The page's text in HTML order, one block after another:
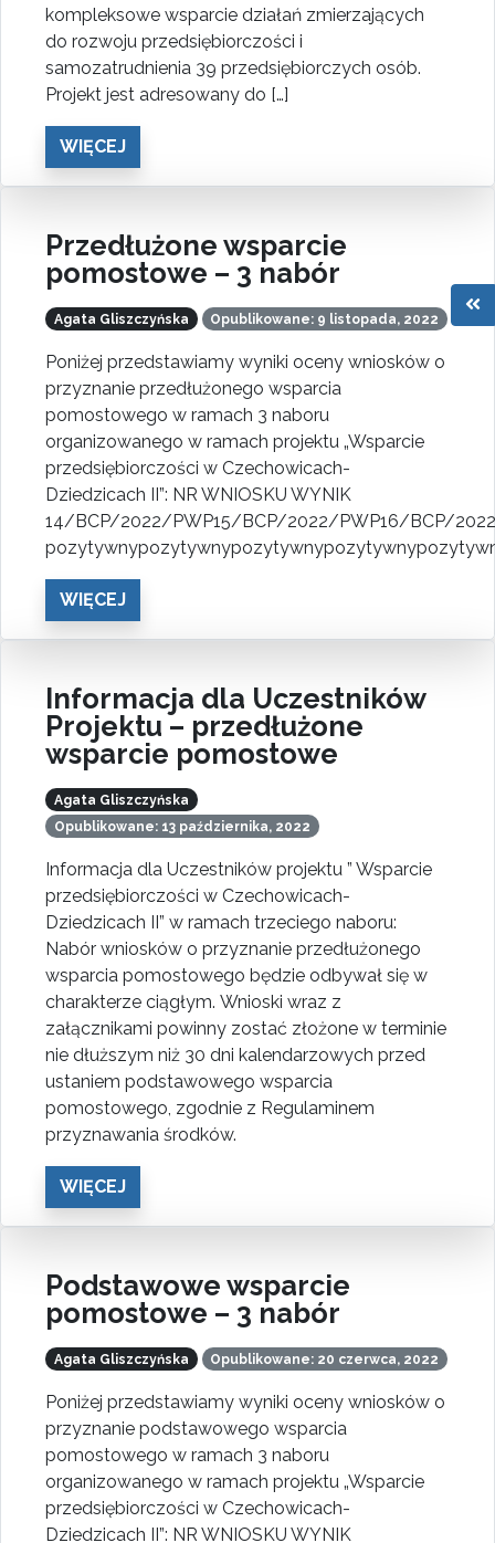
kompleksowe wsparcie działań zmierzających
do rozwoju przedsiębiorczości i
samozatrudnienia 39 przedsiębiorczych osób.
Projekt jest adresowany do […]
WIĘCEJ
Przedłużone wsparcie
pomostowe – 3 nabór
Agata Gliszczyńska Opublikowane: 9 listopada, 2022
Poniżej przedstawiamy wyniki oceny wniosków o
przyznanie przedłużonego wsparcia
pomostowego w ramach 3 naboru
organizowanego w ramach projektu „Wsparcie
przedsiębiorczości w Czechowicach-
Dziedzicach II”: NR WNIOSKU WYNIK
14/BCP/2022/PWP15/BCP/2022/PWP16/BCP/
WIĘCEJ
Informacja dla Uczestników
Projektu – przedłużone
wsparcie pomostowe
Agata Gliszczyńska
Opublikowane: 13 października, 2022
Informacja dla Uczestników projektu ” Wsparcie
przedsiębiorczości w Czechowicach-
Dziedzicach II” w ramach trzeciego naboru:
Nabór wniosków o przyznanie przedłużonego
wsparcia pomostowego będzie odbywał się w
charakterze ciągłym. Wnioski wraz z
załącznikami powinny zostać złożone w terminie
nie dłuższym niż 30 dni kalendarzowych przed
ustaniem podstawowego wsparcia
pomostowego, zgodnie z Regulaminem
przyznawania środków.
WIĘCEJ
Podstawowe wsparcie
pomostowe – 3 nabór
Agata Gliszczyńska Opublikowane: 20 czerwca, 2022
Poniżej przedstawiamy wyniki oceny wniosków o
przyznanie podstawowego wsparcia
pomostowego w ramach 3 naboru
organizowanego w ramach projektu „Wsparcie
przedsiębiorczości w Czechowicach-
Dziedzicach II”: NR WNIOSKU WYNIK